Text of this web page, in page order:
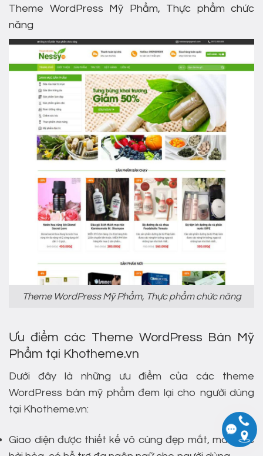
Theme WordPress Mỹ Phẩm, Thực phẩm chức
năng
Theme WordPress Mỹ Phẩm, Thực phẩm chức năng
Ưu điểm các Theme WordPress Bán Mỹ
Phẩm tại Khotheme.vn
Dưới đây là những ưu điểm của các theme
WordPress bán mỹ phẩm đem lại cho người dùng
tại Khotheme.vn:
Giao diện được thiết kế vô cùng đẹp mắt, màu sắc